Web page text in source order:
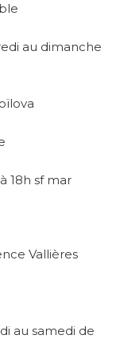
au dimanche
18h sf mar
Vallières
au samedi de